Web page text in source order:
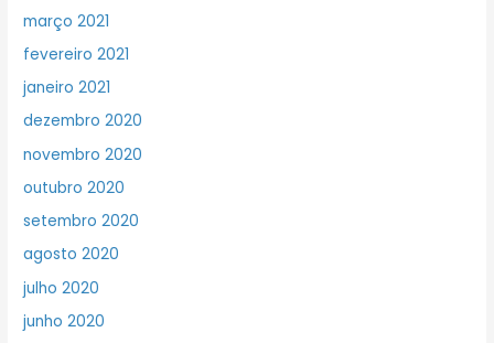
março 2021
fevereiro 2021
janeiro 2021
dezembro 2020
novembro 2020
outubro 2020
setembro 2020
agosto 2020
julho 2020
junho 2020